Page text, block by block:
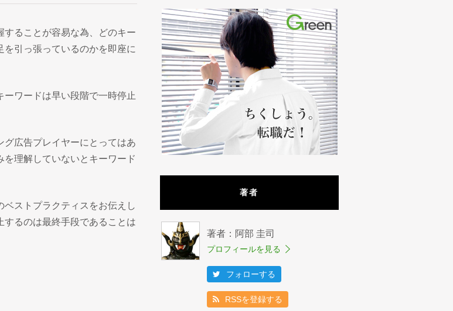
することが容易な為、どのキー
引っ張っているのかを即座に
ワードは早い段階で一時停止
広告プレイヤーにとってはあ
理解していないとキーワード
ストプラクティスをお伝えし
するのは最終手段であることは
著者
著者：阿部 圭司
プロフィールを見る
フォローする
RSSを登録する